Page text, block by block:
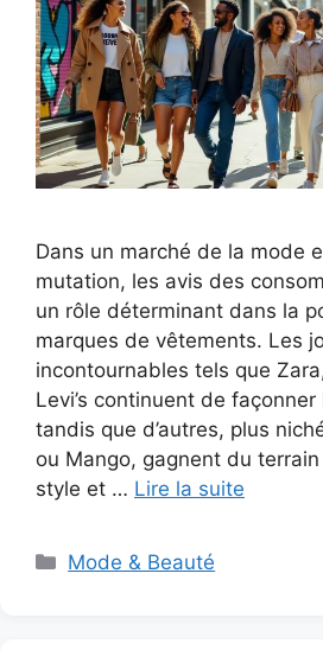
Dans un marché de la mode
mutation, les avis des
un rôle déterminant dans la
marques de vêtements. Les
incontournables tels que
Levi’s continuent de
tandis que d’autres, plus
ou Mango, gagnent du
style et … Lire la suite
Catégories
Mode & Beauté